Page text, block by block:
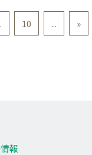
10 ... »
報